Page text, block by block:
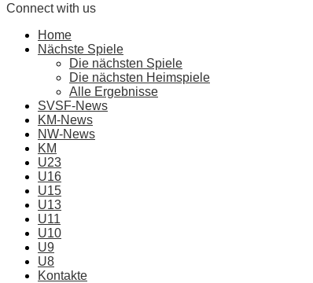
Connect with us
Home
Nächste Spiele
Die nächsten Spiele
Die nächsten Heimspiele
Alle Ergebnisse
SVSF-News
KM-News
NW-News
KM
U23
U16
U15
U13
U11
U10
U9
U8
Kontakte